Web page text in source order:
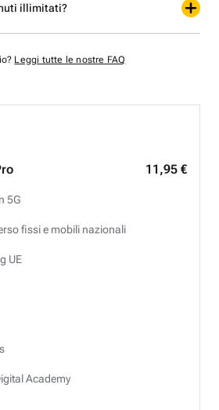
11,95 €
5G
fissi e mobili nazionali
UE
Academy
illimitati?
Leggi tutte le nostre FAQ